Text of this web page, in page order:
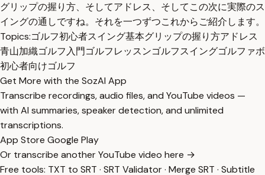
グリップの握り方、そしてアドレス、そしてこの次に実際のス
イングの通しですね。それを一つずつこれからご紹介します。
Topics:ゴルフ初心者スイング基本グリップの握り方アドレス
青山加織ゴルフ入門ゴルフレッスンゴルフスイングゴルファボ
初心者向けゴルフ
Get More with the SozAI App
Transcribe recordings, audio files, and YouTube videos —
with AI summaries, speaker detection, and unlimited
transcriptions.
App Store Google Play
Or transcribe another YouTube video here →
Free tools: TXT to SRT · SRT Validator· Merge SRT · Subtitle